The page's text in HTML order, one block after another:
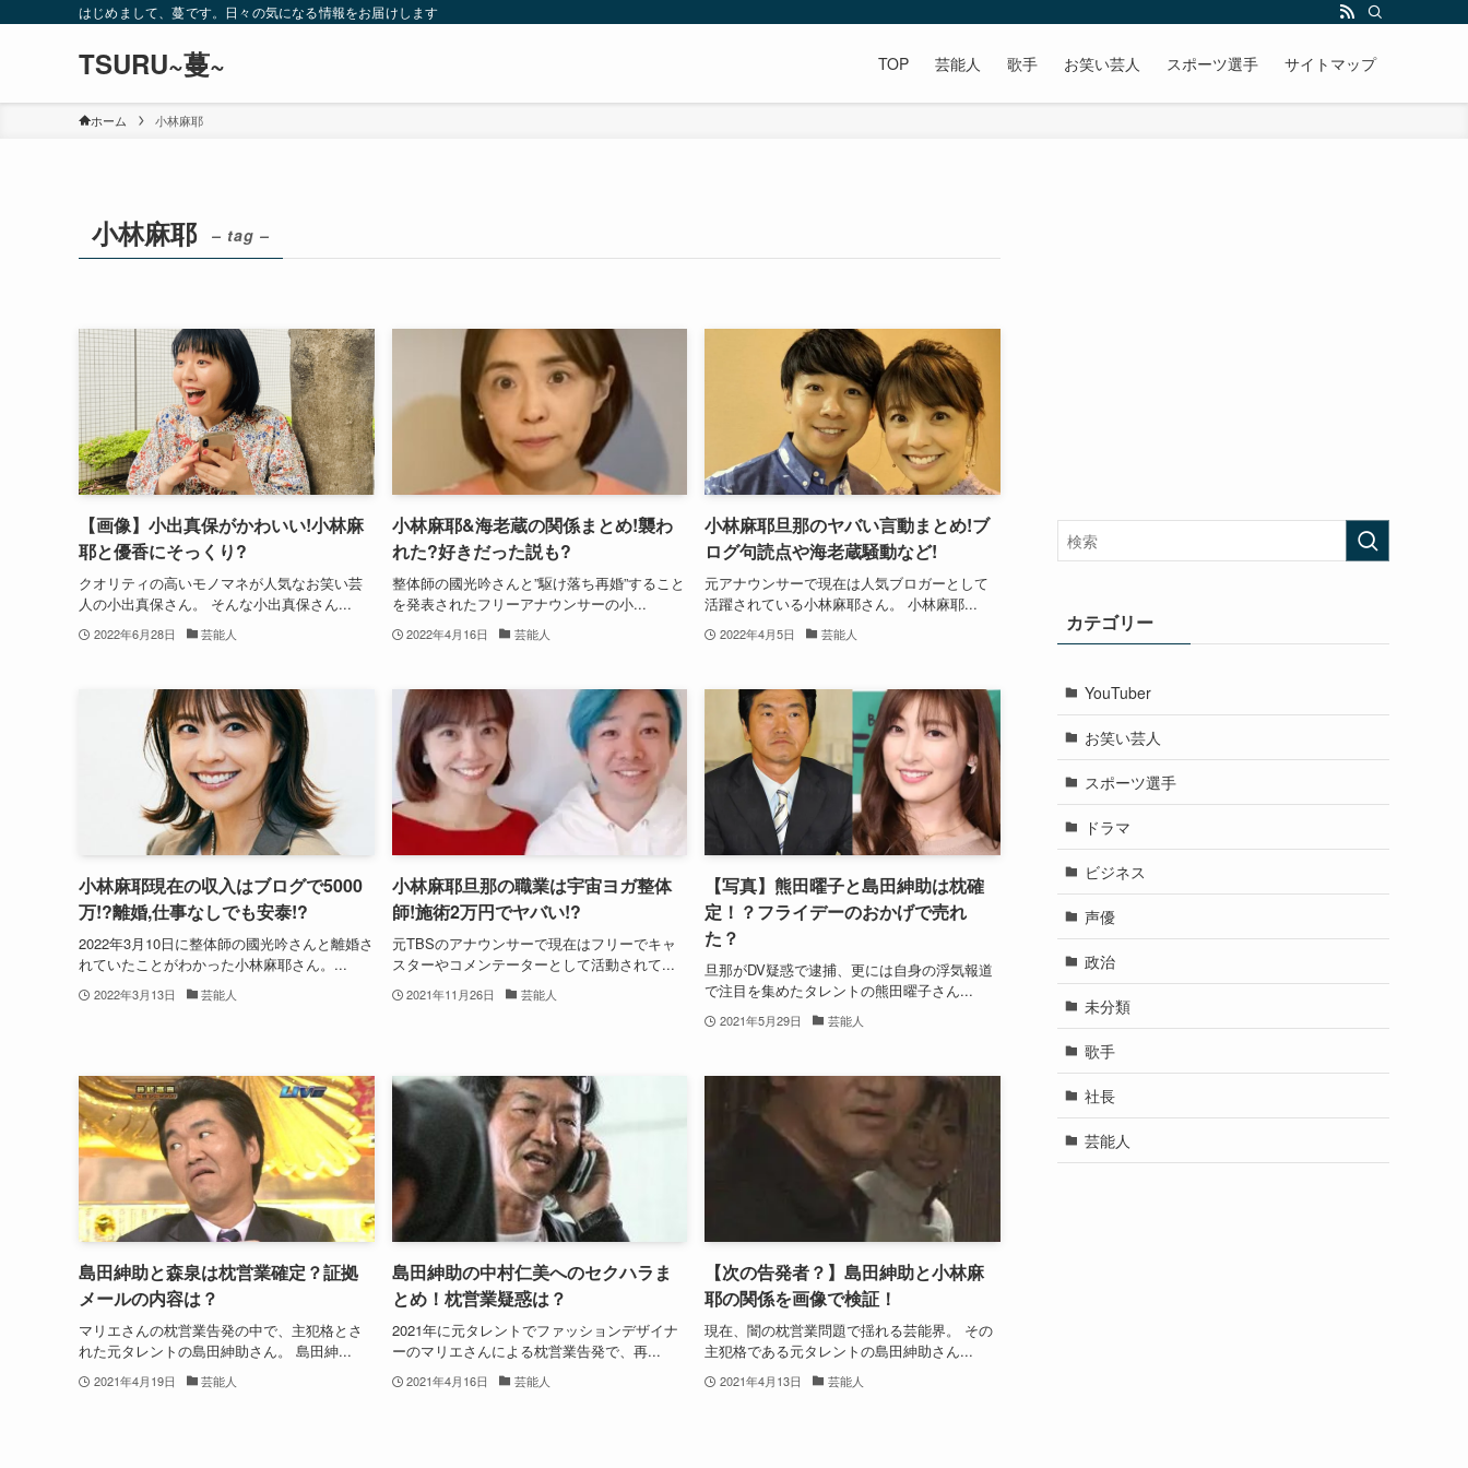
はじめまして、蔓です。日々の気になる情報をお届けします
TSURU~蔓~ TOP 芸能人 歌手 お笑い芸人 スポーツ選手 サイトマップ
ホーム 小林麻耶
小林麻耶 – tag –
【画像】小出真保がかわいい!小林麻
耶と優香にそっくり?
クオリティの高いモノマネが人気なお笑い芸
人の小出真保さん。 そんな小出真保さん...
2022年6月28日 芸能人
小林麻耶&海老蔵の関係まとめ!襲わ
れた?好きだった説も?
整体師の國光吟さんと”駆け落ち再婚”すること
を発表されたフリーアナウンサーの小...
2022年4月16日 芸能人
小林麻耶旦那のヤバい言動まとめ!ブ
ログ句読点や海老蔵騒動など!
元アナウンサーで現在は人気ブロガーとして
活躍されている小林麻耶さん。 小林麻耶...
2022年4月5日 芸能人
小林麻耶現在の収入はブログで5000
万!?離婚,仕事なしでも安泰!?
2022年3月10日に整体師の國光吟さんと離婚さ
れていたことがわかった小林麻耶さん。...
2022年3月13日 芸能人
小林麻耶旦那の職業は宇宙ヨガ整体
師!施術2万円でヤバい!?
元TBSのアナウンサーで現在はフリーでキャ
スターやコメンテーターとして活動されて...
2021年11月26日 芸能人
【写真】熊田曜子と島田紳助は枕確
定！？フライデーのおかげで売れ
た？
旦那がDV疑惑で逮捕、更には自身の浮気報道
で注目を集めたタレントの熊田曜子さん...
2021年5月29日 芸能人
島田紳助と森泉は枕営業確定？証拠
メールの内容は？
マリエさんの枕営業告発の中で、主犯格とさ
れた元タレントの島田紳助さん。 島田紳...
2021年4月19日 芸能人
島田紳助の中村仁美へのセクハラま
とめ！枕営業疑惑は？
2021年に元タレントでファッションデザイナ
ーのマリエさんによる枕営業告発で、再...
2021年4月16日 芸能人
【次の告発者？】島田紳助と小林麻
耶の関係を画像で検証！
現在、闇の枕営業問題で揺れる芸能界。 その
主犯格である元タレントの島田紳助さん...
2021年4月13日 芸能人
カテゴリー
YouTuber
お笑い芸人
スポーツ選手
ドラマ
ビジネス
声優
政治
未分類
歌手
社長
芸能人